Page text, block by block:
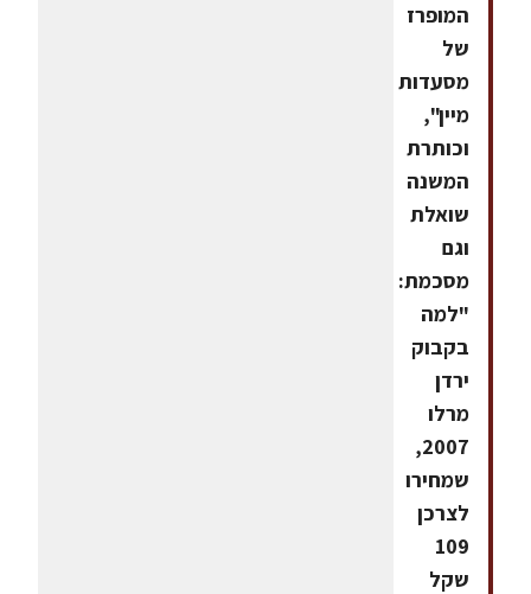
המופרז
של
מסעדות
מיין",
וכותרת
המשנה
שואלת
וגם
מסכמת:
"למה
בקבוק
ירדן
מרלו
2007,
שמחירו
לצרכן
109
שקל